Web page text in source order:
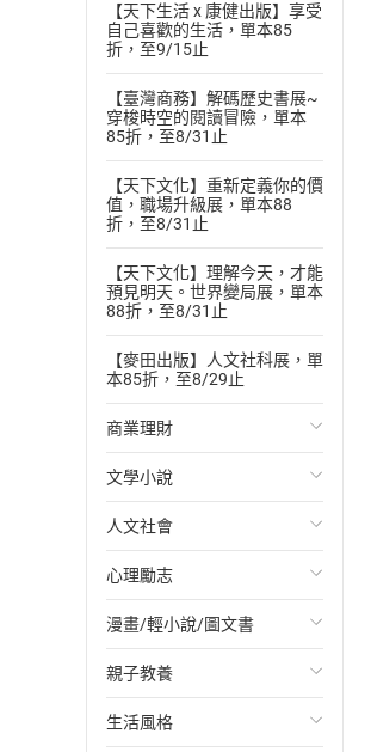
【天下生活 x 康健出版】享受
自己喜歡的生活，單本85
折，至9/15止
【臺灣商務】解碼歷史書展~
穿梭時空的閱讀冒險，單本
85折，至8/31止
【天下文化】重新定義你的價
值，職場升級展，單本88
折，至8/31止
【天下文化】理解今天，才能
預見明天。世界變局展，單本
88折，至8/31止
【麥田出版】人文社科展，單
本85折，至8/29止
商業理財
投資理財
經濟/趨勢
財務/金融
管理/領導
職場工作術
成功法
文學小說
歐美文學
日本文學
韓國文學
華文文學
經典文學
人文社會
國際關係
政治
社會科學
台灣/中國歷史
心理勵志
心靈成長/情緒
人際關係
兩性關係
漫畫/輕小說/圖文書
輕小說
奇幻/科幻
親子教養
教育現場
生活風格